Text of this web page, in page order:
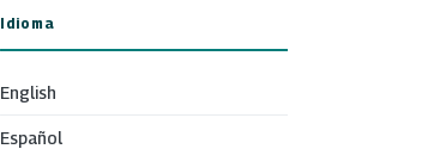
Idioma
English
Español